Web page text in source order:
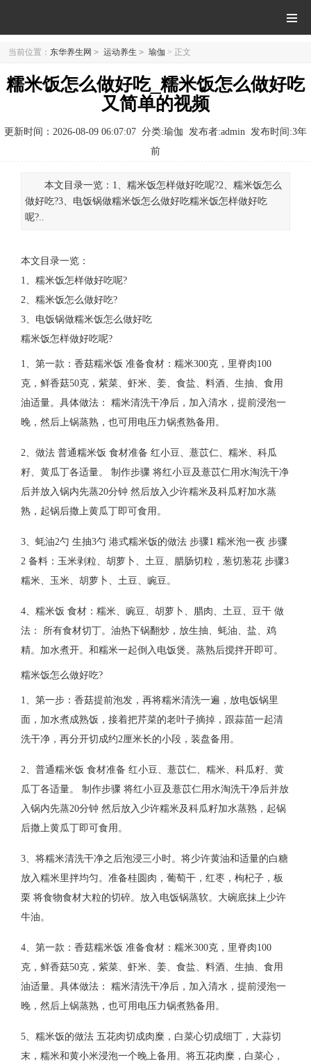
当前位置： 东华养生网 > 运动养生 > 瑜伽 > 正文
糯米饭怎么做好吃_糯米饭怎么做好吃
又简单的视频
更新时间：2026-08-09 06:07:07 分类:瑜伽 发布者:admin 发布时间:3年
前
本文目录一览：1、糯米饭怎样做好吃呢?2、糯米饭怎么
做好吃?3、电饭锅做糯米饭怎么做好吃糯米饭怎样做好吃
呢?..
本文目录一览：
1、 糯米饭怎样做好吃呢?
2、 糯米饭怎么做好吃?
3、 电饭锅做糯米饭怎么做好吃
糯米饭怎样做好吃呢?
1、第一款：香菇糯米饭 准备食材：糯米300克，里脊肉100
克，鲜香菇50克，紫菜、虾米、姜、食盐、料酒、生抽、食用
油适量。具体做法： 糯米清洗干净后，加入清水，提前浸泡一
晚，然后上锅蒸熟，也可用电压力锅煮熟备用。
2、做法 普通糯米饭 食材准备 红小豆、薏苡仁、糯米、科瓜
籽、黄瓜丁各适量。 制作步骤 将红小豆及薏苡仁用水淘洗干净
后并放入锅内先蒸20分钟 然后放入少许糯米及科瓜籽加水蒸
熟，起锅后撒上黄瓜丁即可食用。
3、蚝油2勺 生抽3勺 港式糯米饭的做法 步骤1 糯米泡一夜 步骤
2 备料：玉米剥粒、胡萝卜、土豆、腊肠切粒，葱切葱花 步骤3
糯米、玉米、胡萝卜、土豆、豌豆。
4、糯米饭 食材：糯米、豌豆、胡萝卜、腊肉、土豆、豆干 做
法： 所有食材切丁。油热下锅翻炒，放生抽、蚝油、盐、鸡
精。加水煮开。和糯米一起倒入电饭煲。蒸熟后搅拌开即可。
糯米饭怎么做好吃?
1、第一步：香菇提前泡发，再将糯米清洗一遍，放电饭锅里
面，加水煮成熟饭，接着把芹菜的老叶子摘掉，跟蒜苗一起清
洗干净，再分开切成约2厘米长的小段，装盘备用。
2、普通糯米饭 食材准备 红小豆、薏苡仁、糯米、科瓜籽、黄
瓜丁各适量。 制作步骤 将红小豆及薏苡仁用水淘洗干净后并放
入锅内先蒸20分钟 然后放入少许糯米及科瓜籽加水蒸熟，起锅
后撒上黄瓜丁即可食用。
3、将糯米清洗干净之后泡浸三小时。将少许黄油和适量的白糖
放入糯米里拌均匀。准备桂圆肉，葡萄干，红枣，枸杞子，板
栗 将食物食材大粒的切碎。放入电饭锅蒸软。大碗底抹上少许
牛油。
4、第一款：香菇糯米饭 准备食材：糯米300克，里脊肉100
克，鲜香菇50克，紫菜、虾米、姜、食盐、料酒、生抽、食用
油适量。具体做法： 糯米清洗干净后，加入清水，提前浸泡一
晚，然后上锅蒸熟，也可用电压力锅煮熟备用。
5、糯米饭的做法 五花肉切成肉糜，白菜心切成细丁，大蒜切
末，糯米和黄小米浸泡一个晚上备用。将五花肉糜，白菜心，